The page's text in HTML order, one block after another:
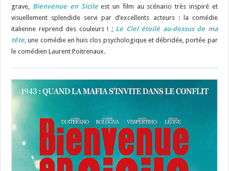
grave, Bienvenue en Sicileest un film au scénario très inspiré et
visuellement splendide servi par d’excellents acteurs : la comédie
italienne reprend des couleurs ! ; Le Ciel étoilé au-dessus de ma
tête, une comédie en huis clos psychologique et débridée, portée par
le comédien Laurent Poitrenaux.